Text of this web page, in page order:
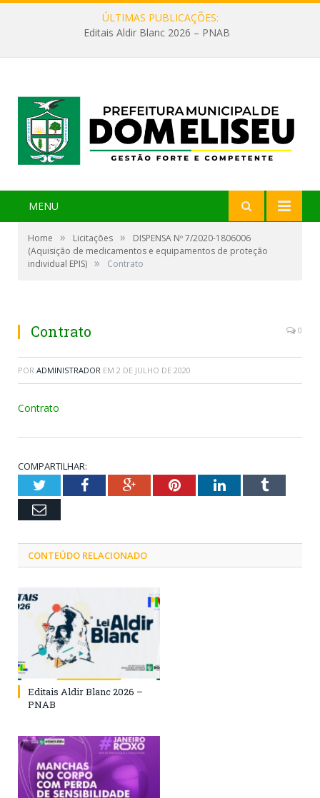
ÚLTIMAS PUBLICAÇÕES:
Editais Aldir Blanc 2026 – PNAB
MENU
Home » Licitações »
DISPENSA Nº 7/2020-1806006
(Aquisição de medicamentos e equipamentos de proteção
individual EPIS) » Contrato
Contrato 0
POR ADMINISTRADOR EM 2 DE JULHO DE 2020
Contrato
COMPARTILHAR:
TwitterFacebookGoogle+PinterestLinkedInTumblr
Email
CONTEÚDO RELACIONADO
Editais Aldir Blanc 2026 –
PNAB